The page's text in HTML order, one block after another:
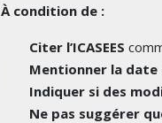
À condition de :
Citer l’ICASEES
Mentionner la
Indiquer si des
Ne pas suggérer